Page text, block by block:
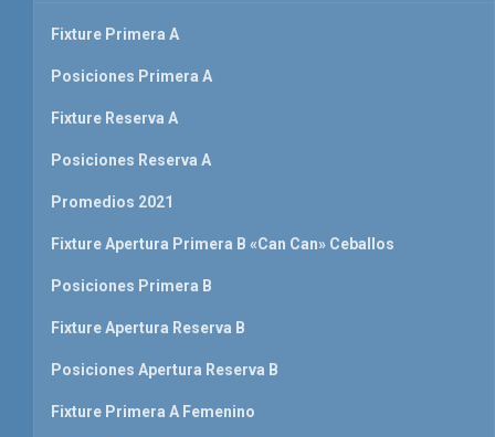
Fixture Primera A
Posiciones Primera A
Fixture Reserva A
Posiciones Reserva A
Promedios 2021
Fixture Apertura Primera B «Can Can» Ceballos
Posiciones Primera B
Fixture Apertura Reserva B
Posiciones Apertura Reserva B
Fixture Primera A Femenino